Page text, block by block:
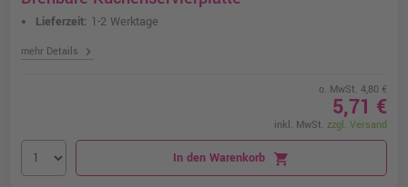
Lieferzeit: 1-2 Werktage
mehr Details chevron_right
o. MwSt. 4,80 €
5,71 €
inkl. MwSt. zzgl. Versand
In den Warenkorb shopping_cart